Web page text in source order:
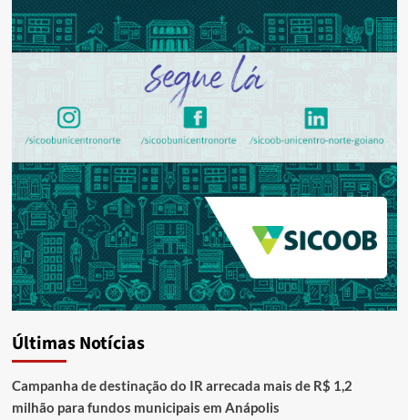
Últimas Notícias
Campanha de destinação do IR arrecada mais de R$ 1,2
milhão para fundos municipais em Anápolis